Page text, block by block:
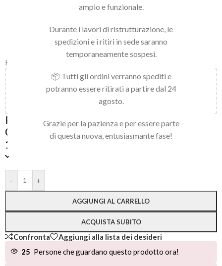
ampio e funzionale.
Durante i lavori di ristrutturazione, le
spedizioni e i ritiri in sede saranno
temporaneamente sospesi.
📦 Tutti gli ordini verranno spediti e
potranno essere ritirati a partire dal 24
agosto.
Grazie per la pazienza e per essere parte
di questa nuova, entusiasmante fase!
Home
150,00
al carrello e ottieni la spedizione
PRESS ON NATURAL SHORT SQUARE ROUND
06
16,90
- +
AGGIUNGI AL CARRELLO
ACQUISTA SUBITO
Alternative:
Confronta
Aggiungi alla lista dei desideri
25 Persone che guardano questo prodotto ora!